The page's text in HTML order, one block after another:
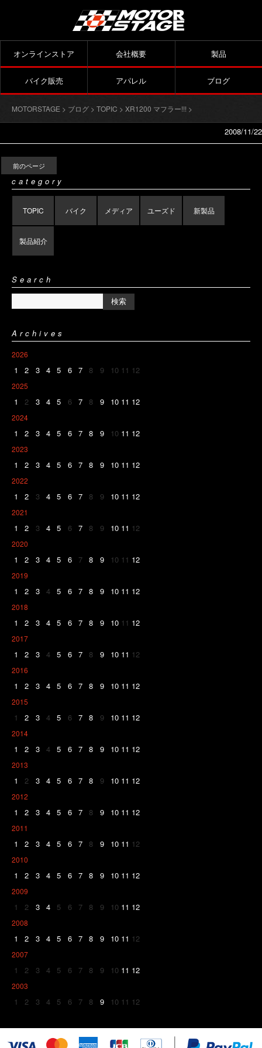
オンラインストア 会社概要 製品
バイク販売 アパレル ブログ
MOTORSTAGE > ブログ > TOPIC > XR1200 マフラー!!! >
2008/11/22
前のページ
category
TOPIC バイク メディア ユーズド 新製品
製品紹介
Search
Archives
2026
1 2 3 4 5 6 7 8 9 10 11 12
2025
1 2 3 4 5 6 7 8 9 10 11 12
2024
1 2 3 4 5 6 7 8 9 10 11 12
2023
1 2 3 4 5 6 7 8 9 10 11 12
2022
1 2 3 4 5 6 7 8 9 10 11 12
2021
1 2 3 4 5 6 7 8 9 10 11 12
2020
1 2 3 4 5 6 7 8 9 10 11 12
2019
1 2 3 4 5 6 7 8 9 10 11 12
2018
1 2 3 4 5 6 7 8 9 10 11 12
2017
1 2 3 4 5 6 7 8 9 10 11 12
2016
1 2 3 4 5 6 7 8 9 10 11 12
2015
1 2 3 4 5 6 7 8 9 10 11 12
2014
1 2 3 4 5 6 7 8 9 10 11 12
2013
1 2 3 4 5 6 7 8 9 10 11 12
2012
1 2 3 4 5 6 7 8 9 10 11 12
2011
1 2 3 4 5 6 7 8 9 10 11 12
2010
1 2 3 4 5 6 7 8 9 10 11 12
2009
1 2 3 4 5 6 7 8 9 10 11 12
2008
1 2 3 4 5 6 7 8 9 10 11 12
2007
1 2 3 4 5 6 7 8 9 10 11 12
2003
1 2 3 4 5 6 7 8 9 10 11 12